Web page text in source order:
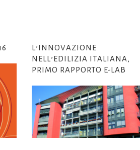
L’INNOVAZIONE
NELL’EDILIZIA ITALIANA,
PRIMO RAPPORTO E-LAB